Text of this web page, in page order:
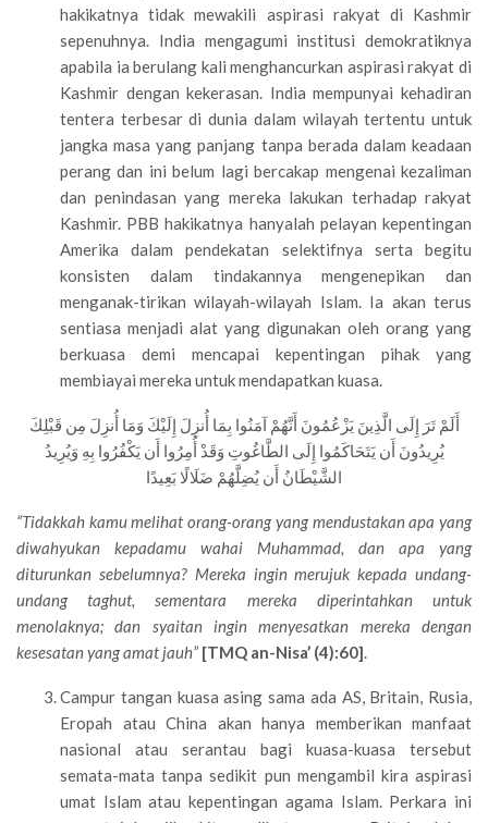
hakikatnya tidak mewakili aspirasi rakyat di Kashmir
sepenuhnya. India mengagumi institusi demokratiknya
apabila ia berulang kali menghancurkan aspirasi rakyat di
Kashmir dengan kekerasan. India mempunyai kehadiran
tentera terbesar di dunia dalam wilayah tertentu untuk
jangka masa yang panjang tanpa berada dalam keadaan
perang dan ini belum lagi bercakap mengenai kezaliman
dan penindasan yang mereka lakukan terhadap rakyat
Kashmir. PBB hakikatnya hanyalah pelayan kepentingan
Amerika dalam pendekatan selektifnya serta begitu
konsisten dalam tindakannya mengenepikan dan
menganak-tirikan wilayah-wilayah Islam. Ia akan terus
sentiasa menjadi alat yang digunakan oleh orang yang
berkuasa demi mencapai kepentingan pihak yang
membiayai mereka untuk mendapatkan kuasa.
أَلَمْ تَرَ إِلَى الَّذِينَ يَزْعُمُونَ أَنَّهُمْ آمَنُوا بِمَا أُنزِلَ إِلَيْكَ وَمَا أُنزِلَ مِن قَبْلِكَ
يُرِيدُونَ أَن يَتَحَاكَمُوا إِلَى الطَّاغُوتِ وَقَدْ أُمِرُوا أَن يَكْفُرُوا بِهِ وَيُرِيدُ
الشَّيْطَانُ أَن يُضِلَّهُمْ ضَلَالًا بَعِيدًا
“Tidakkah kamu melihat orang-orang yang mendustakan apa yang
diwahyukan kepadamu wahai Muhammad, dan apa yang
diturunkan sebelumnya? Mereka ingin merujuk kepada undang-
undang taghut, sementara mereka diperintahkan untuk
menolaknya; dan syaitan ingin menyesatkan mereka dengan
kesesatan yang amat jauh” [TMQ an-Nisa’ (4):60].
Campur tangan kuasa asing sama ada AS, Britain, Rusia,
Eropah atau China akan hanya memberikan manfaat
nasional atau serantau bagi kuasa-kuasa tersebut
semata-mata tanpa sedikit pun mengambil kira aspirasi
umat Islam atau kepentingan agama Islam. Perkara ini